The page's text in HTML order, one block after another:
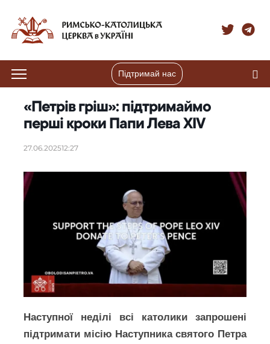
Підтримай нас
«Петрів гріш»: підтримаймо
перші кроки Папи Лева XIV
27.06.202512:27
Наступної неділі всі католики запрошені
підтримати місію Наступника святого Петра